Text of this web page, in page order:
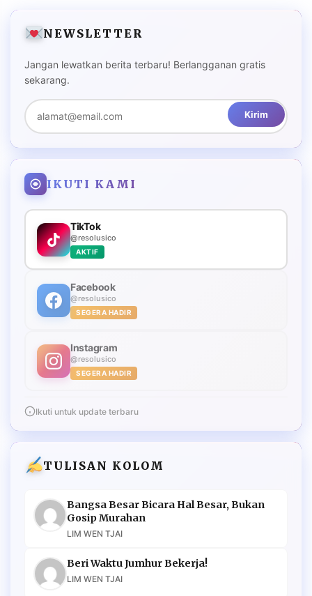
NEWSLETTER
Jangan lewatkan berita terbaru! Berlangganan gratis
sekarang.
Kirim
IKUTI KAMI
TikTok
@resolusico
AKTIF
Facebook
@resolusico
SEGERA HADIR
Instagram
@resolusico
SEGERA HADIR
Ikuti untuk update terbaru
TULISAN KOLOM
Bangsa Besar Bicara Hal Besar, Bukan
Gosip Murahan
LIM WEN TJAI
Beri Waktu Jumhur Bekerja!
LIM WEN TJAI